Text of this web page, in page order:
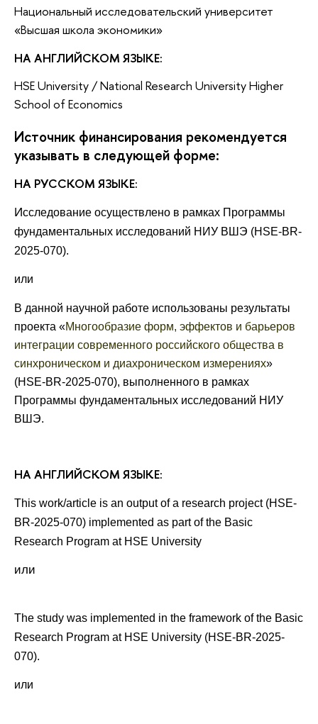
Национальный исследовательский университет
«Высшая школа экономики»
НА АНГЛИЙСКОМ ЯЗЫКЕ:
HSE University / National Research University Higher
School of Economics
Источник финансирования рекомендуется
указывать в следующей форме:
НА РУССКОМ ЯЗЫКЕ:
Исследование осуществлено в рамках Программы
фундаментальных исследований НИУ ВШЭ (HSE-BR-
2025-070).
или
В данной научной работе использованы результаты
проекта «Многообразие форм, эффектов и барьеров
интеграции современного российского общества в
синхроническом и диахроническом измерениях»
(HSE-BR-2025-070), выполненного в рамках
Программы фундаментальных исследований НИУ
ВШЭ.
НА АНГЛИЙСКОМ ЯЗЫКЕ:
This work/article is an output of a research project (HSE-
BR-2025-070) implemented as part of the Basic
Research Program at HSE University
или
The study was implemented in the framework of the Basic
Research Program at HSE University (HSE-BR-2025-
070).
или